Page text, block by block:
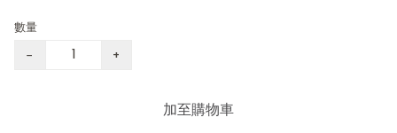
數量
− +
加至購物車